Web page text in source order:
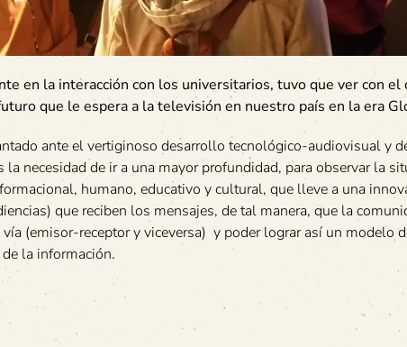
en la interacción con los universitarios, tuvo que ver con el
que le espera a la televisión en nuestro país en la era
ante el vertiginoso desarrollo tecnológico-audiovisual y
la necesidad de ir a una mayor profundidad, para observar la
humano, educativo y cultural, que lleve a una
que reciben los mensajes, de tal manera, que la
(emisor-receptor y viceversa) y poder lograr así un modelo
la información.